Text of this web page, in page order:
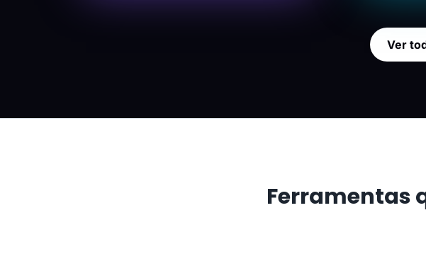
Ver
Ferramentas